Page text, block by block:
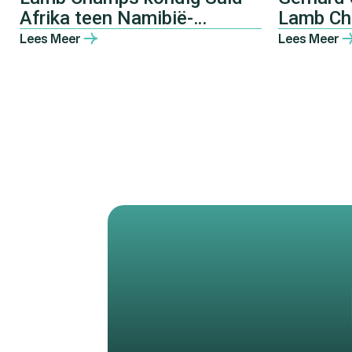
Afrika teen Namibië-
uitnodigingswedstryd aan
Lees Meer
Lamb
2026-
Lees Meer